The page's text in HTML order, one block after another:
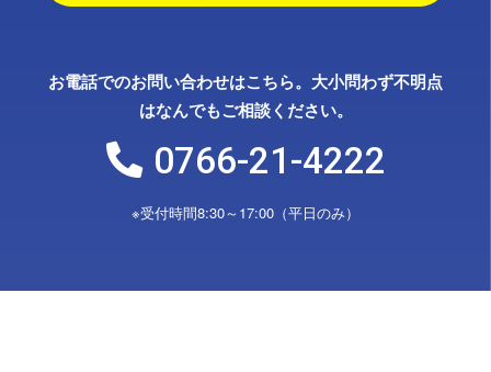
お電話でのお問い合わせはこちら。大小問わず不明点
はなんでもご相談ください。
0766-21-4222
※受付時間8:30～17:00（平日のみ）